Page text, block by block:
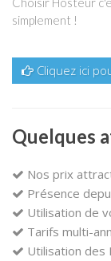
simplement !
Cliquez ici
Quelques
Nos prix
Présence
Utilisation de
Tarifs multi-
Utilisation des